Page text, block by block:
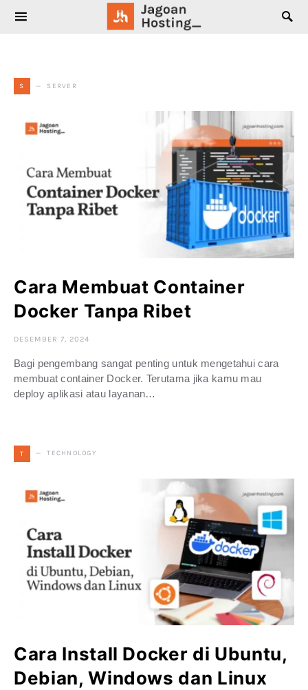
SEARCH FOR:
S SERVER
Cara Membuat Container
Docker Tanpa Ribet
DESEMBER 7, 2024
Bagi pengembang sangat penting untuk mengetahui cara
membuat container Docker. Terutama jika kamu mau
deploy aplikasi atau layanan…
T TECHNOLOGY
Cara Install Docker di Ubuntu,
Debian, Windows dan Linux